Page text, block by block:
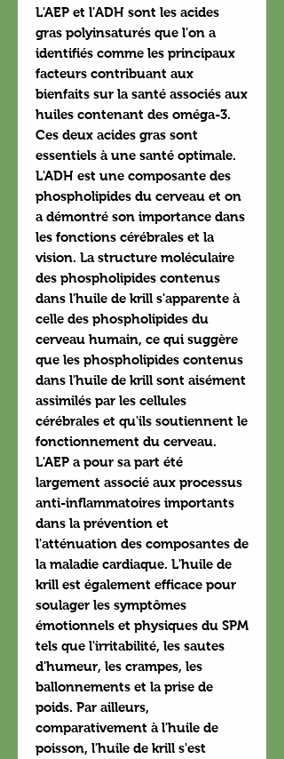
L'AEP et l'ADH sont les acides
gras polyinsaturés que l'on a
identifiés comme les principaux
facteurs contribuant aux
bienfaits sur la santé associés aux
huiles contenant des oméga-3.
Ces deux acides gras sont
essentiels à une santé optimale.
L'ADH est une composante des
phospholipides du cerveau et on
a démontré son importance dans
les fonctions cérébrales et la
vision. La structure moléculaire
des phospholipides contenus
dans l'huile de krill s'apparente à
celle des phospholipides du
cerveau humain, ce qui suggère
que les phospholipides contenus
dans l'huile de krill sont aisément
assimilés par les cellules
cérébrales et qu'ils soutiennent le
fonctionnement du cerveau.
L'AEP a pour sa part été
largement associé aux processus
anti-inflammatoires importants
dans la prévention et
l'atténuation des composantes de
la maladie cardiaque. L'huile de
krill est également efficace pour
soulager les symptômes
émotionnels et physiques du SPM
tels que l'irritabilité, les sautes
d'humeur, les crampes, les
ballonnements et la prise de
poids. Par ailleurs,
comparativement à l'huile de
poisson, l'huile de krill s'est